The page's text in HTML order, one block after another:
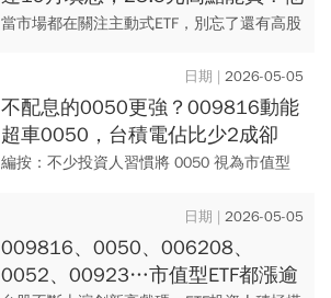
月領11萬揭高息ETF配置心法
當市場都在關注主動式ETF，別忘了還有高股
（00929）最新配息0.13元，與前次配息金
額相同，以5/4...
2026-05-05
不配息的0050更強？009816動能
超車0050，台積電佔比少2成卻
「多賺6%」，該換股？市值型ETF
編按：不少投資人習慣將 0050 視為市值型
的現狀下，單一成分股的波動幾乎決定了整
檔 ETF...
2026-05-05
009816、0050、006208、
0052、00923…市值型ETF都漲逾